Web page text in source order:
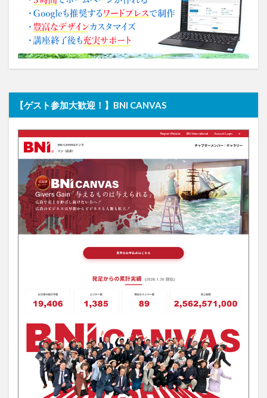
【ゲスト参加大歓迎！】BNI CANVAS